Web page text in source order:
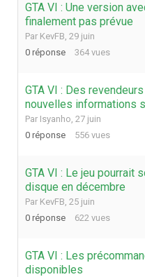
GTA VI : Une version
finalement pas prévue
Par KevFB, 29 juin
0 réponse 364 vues
GTA VI : Des
nouvelles informations
Par Isyanho, 27 juin
0 réponse 556 vues
GTA VI : Le jeu pourrait
disque en décembre
Par KevFB, 25 juin
0 réponse 622 vues
GTA VI : Les
disponibles